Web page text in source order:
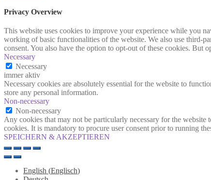
Privacy Overview
This website uses cookies to improve your experience while you
working of basic functionalities of the website. We also use third-
consent. You also have the option to opt-out of these cookies. But
Necessary
Necessary
immer aktiv
Necessary cookies are absolutely essential for the website to
store any personal information.
Non-necessary
Non-necessary
Any cookies that may not be particularly necessary for the website
cookies. It is mandatory to procure user consent prior to running
SPEICHERN & AKZEPTIEREN
English (Englisch)